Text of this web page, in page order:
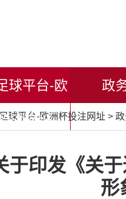
球平台-欧
注网址
政
球平台-欧洲杯投注网址 >
于印发《关
形